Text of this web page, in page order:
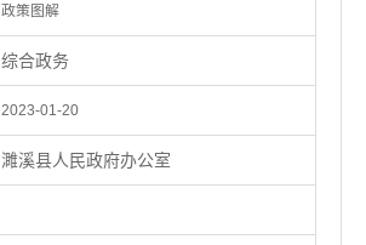
政策图解
综合政务
2023-01-20
濉溪县人民政府办公室